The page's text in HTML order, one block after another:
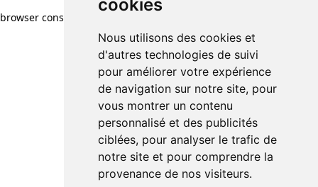
cookies
Nous utilisons des cookies et
d'autres technologies de suivi
pour améliorer votre expérience
de navigation sur notre site, pour
vous montrer un contenu
personnalisé et des publicités
ciblées, pour analyser le trafic de
notre site et pour comprendre la
provenance de nos visiteurs.
browser console for more information)